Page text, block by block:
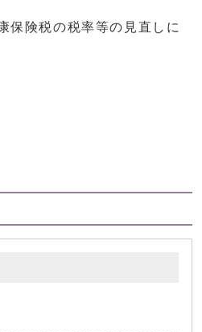
険税の税率等の見直しに